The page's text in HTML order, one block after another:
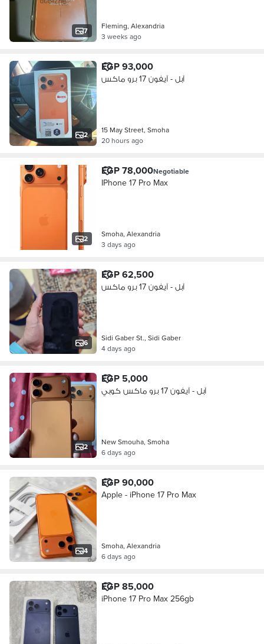
7
Fleming, Alexandria
3 weeks ago
2
EGP 93,000
آبل - آيفون 17 برو ماكس
15 May Street, Smoha
20 hours ago
2
EGP 78,000Negotiable
IPhone 17 Pro Max
Smoha, Alexandria
3 days ago
6
EGP 62,500
آبل - آيفون 17 برو ماكس
Sidi Gaber St., Sidi Gaber
4 days ago
2
EGP 5,000
آبل - آيفون 17 برو ماكس كوبي
New Smouha, Smoha
6 days ago
4
EGP 90,000
Apple - iPhone 17 Pro Max
Smoha, Alexandria
6 days ago
EGP 85,000
iPhone 17 Pro Max 256gb